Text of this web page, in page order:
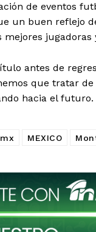
de eventos
un buen reflejo
jugadoras
antes de
que tratar
hacia el futuro.
MEXICO